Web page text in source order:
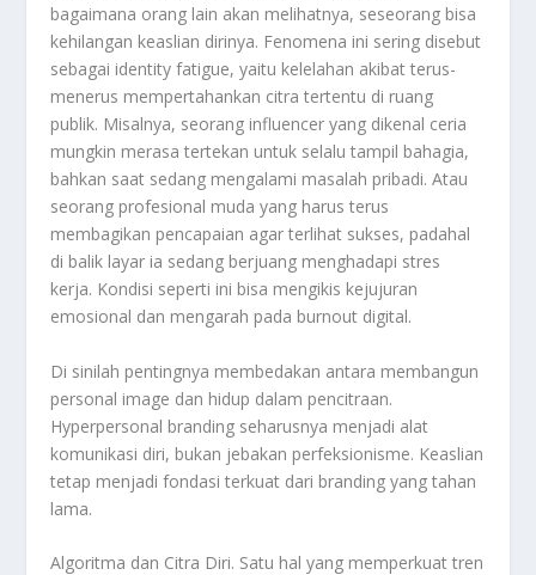
bagaimana orang lain akan melihatnya, seseorang bisa
kehilangan keaslian dirinya. Fenomena ini sering disebut
sebagai identity fatigue, yaitu kelelahan akibat terus-
menerus mempertahankan citra tertentu di ruang
publik. Misalnya, seorang influencer yang dikenal ceria
mungkin merasa tertekan untuk selalu tampil bahagia,
bahkan saat sedang mengalami masalah pribadi. Atau
seorang profesional muda yang harus terus
membagikan pencapaian agar terlihat sukses, padahal
di balik layar ia sedang berjuang menghadapi stres
kerja. Kondisi seperti ini bisa mengikis kejujuran
emosional dan mengarah pada burnout digital.
Di sinilah pentingnya membedakan antara membangun
personal image dan hidup dalam pencitraan.
Hyperpersonal branding seharusnya menjadi alat
komunikasi diri, bukan jebakan perfeksionisme. Keaslian
tetap menjadi fondasi terkuat dari branding yang tahan
lama.
Algoritma dan Citra Diri. Satu hal yang memperkuat tren